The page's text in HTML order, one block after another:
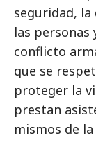
seguridad,
las personas
conflicto
que se
proteger la
prestan
mismos de